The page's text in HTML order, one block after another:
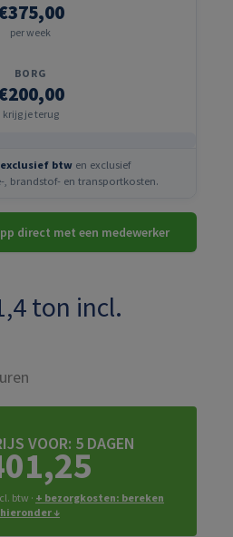
per week
BORG
krijg je terug
exclusief btw en exclusief
brandstof- en transportkosten.
direct met een medewerker
ton incl.
VOOR: 5 DAGEN
btw · + bezorgkosten: bereken
hieronder ↓